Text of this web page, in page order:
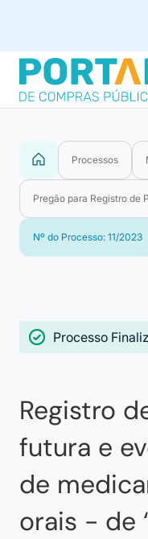
Processos
Pregão para Registro de
Nº do Processo: 11/2023
Processo
Registro
futura e
de
orais - de